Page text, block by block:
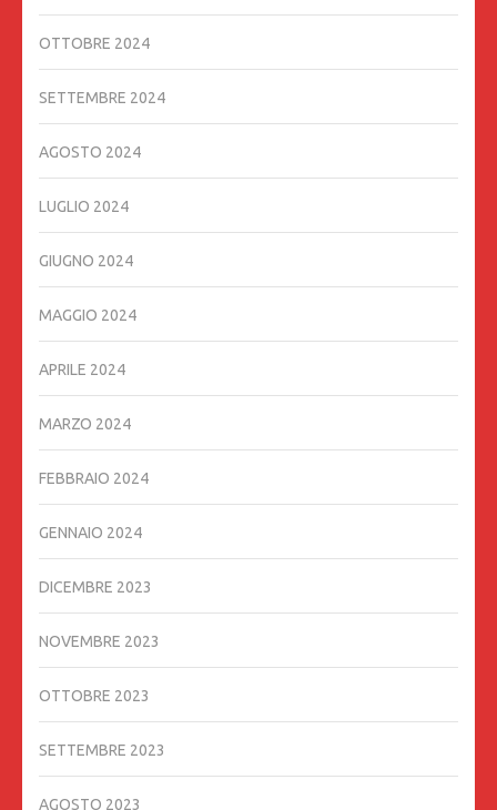
OTTOBRE 2024
SETTEMBRE 2024
AGOSTO 2024
LUGLIO 2024
GIUGNO 2024
MAGGIO 2024
APRILE 2024
MARZO 2024
FEBBRAIO 2024
GENNAIO 2024
DICEMBRE 2023
NOVEMBRE 2023
OTTOBRE 2023
SETTEMBRE 2023
AGOSTO 2023